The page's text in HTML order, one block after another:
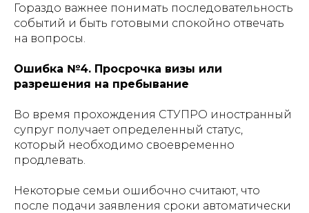
Гораздо важнее понимать последовательность
событий и быть готовыми спокойно отвечать
на вопросы.
Ошибка №4. Просрочка визы или
разрешения на пребывание
Во время прохождения СТУПРО иностранный
супруг получает определенный статус,
который необходимо своевременно
продлевать.
Некоторые семьи ошибочно считают, что
после подачи заявления сроки автоматически